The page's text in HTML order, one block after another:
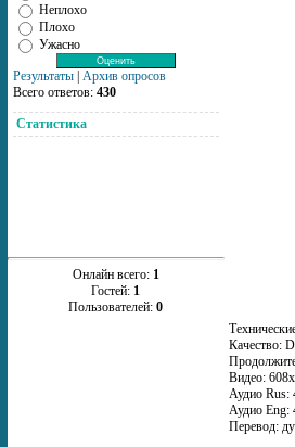
Неплохо
Плохо
Ужасно
Результаты Архив опросов
Всего ответов: 430
Статистика
Онлайн всего: 1
Гостей: 1
Пользователей:0
Качество:
Видео:
Аудио Rus:
Аудио Eng:
Перевод: